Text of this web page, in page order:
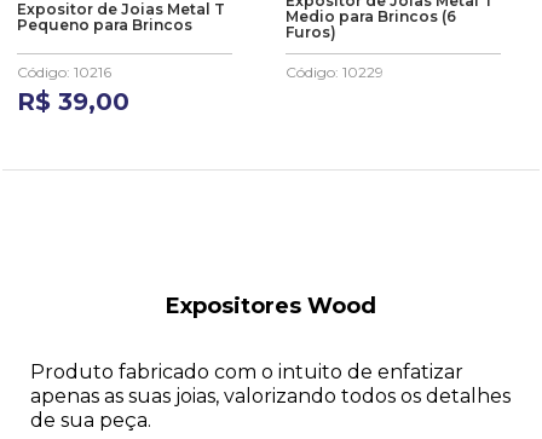
Expositor de Joias Metal T
Pequeno para Brincos
Código: 10216
R$ 39,00
Medio para Brincos (6
Furos)
Código: 10229
Expositores Wood
Produto fabricado com o intuito de enfatizar
apenas as suas joias, valorizando todos os detalhes
de sua peça.